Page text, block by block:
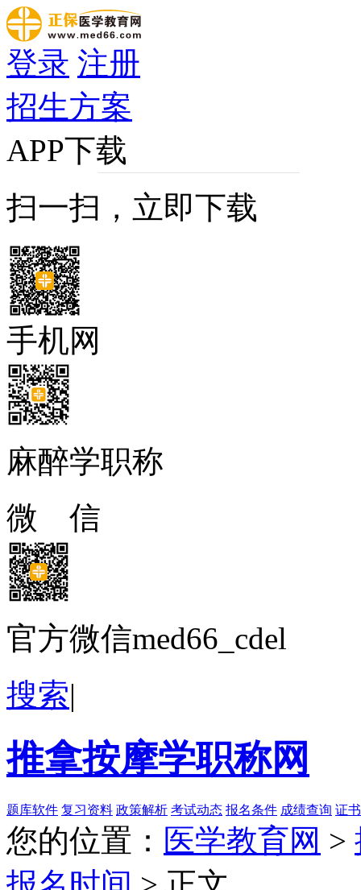
登录 注册
招生方案
APP下载
扫一扫，立即下载
手机网
麻醉学职称
微 信
官方微信med66_cdel
搜索|
推拿按摩学职称网
题库软件 复习资料 政策解析 考试动态 报名条件 成绩查询 证
您的位置： 医学教育网 >